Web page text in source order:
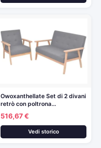
Owoxanthellate Set di 2 divani
retrò con poltrona…
516,67 €
Vedi storico